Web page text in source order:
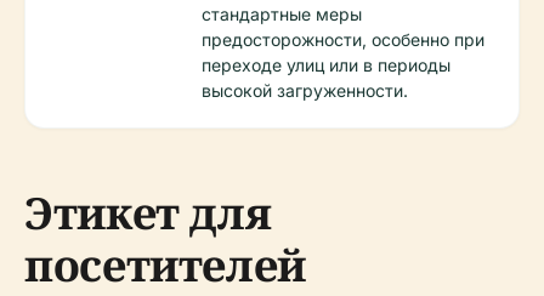
стандартные меры
предосторожности, особенно при
переходе улиц или в периоды
высокой загруженности.
Этикет для
посетителей